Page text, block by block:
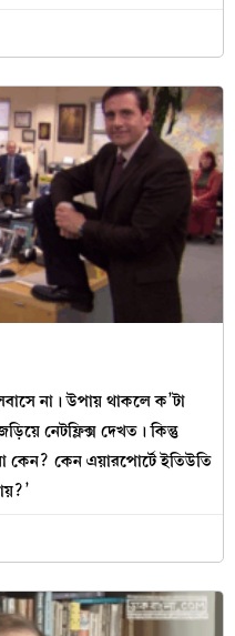
না। উপায় থাকলে ক’টা
নেটফ্লিক্স দেখত। কিন্তু
কেন? কেন এয়ারপোর্টে ইতিউতি